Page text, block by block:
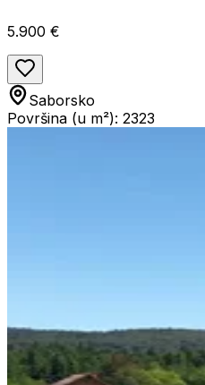
5.900 €
Saborsko
Površina (u m²): 2323